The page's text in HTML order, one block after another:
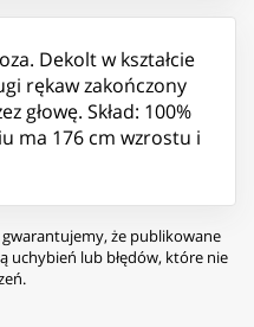
Dekolt w kształcie
rękaw zakończony
głowę. Skład: 100%
ma 176 cm wzrostu i
że publikowane
uchybień lub błędów, które nie